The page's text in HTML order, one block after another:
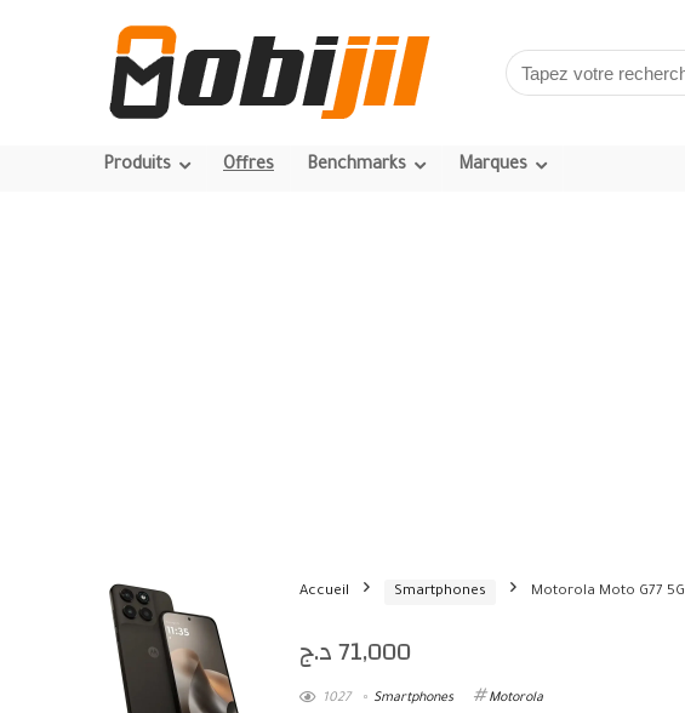
Produits Offres Benchmarks Marques
Accueil Smartphones Motorola Moto G77 5G
71,000د.ج
1027 Smartphones Motorola